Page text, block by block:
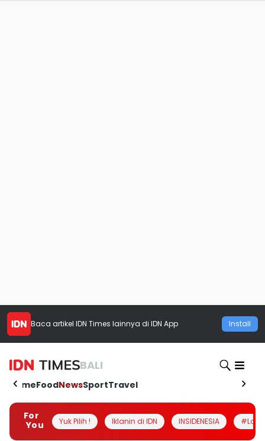
Baca artikel IDN Times lainnya di IDN App Install
BALI
HomeFoodNewsSportTravel
For
You
Yuk Pilih ! Iklanin di IDN INSIDENESIA